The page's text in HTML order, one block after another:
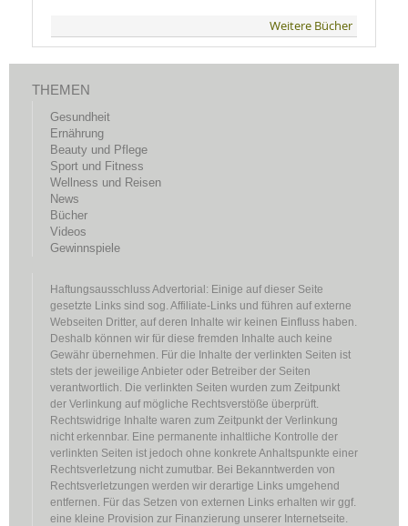
Weitere Bücher
THEMEN
Gesundheit
Ernährung
Beauty und Pflege
Sport und Fitness
Wellness und Reisen
News
Bücher
Videos
Gewinnspiele
Haftungsausschluss Advertorial: Einige auf dieser Seite
gesetzte Links sind sog. Affiliate-Links und führen auf externe
Webseiten Dritter, auf deren Inhalte wir keinen Einfluss haben.
Deshalb können wir für diese fremden Inhalte auch keine
Gewähr übernehmen. Für die Inhalte der verlinkten Seiten ist
stets der jeweilige Anbieter oder Betreiber der Seiten
verantwortlich. Die verlinkten Seiten wurden zum Zeitpunkt
der Verlinkung auf mögliche Rechtsverstöße überprüft.
Rechtswidrige Inhalte waren zum Zeitpunkt der Verlinkung
nicht erkennbar. Eine permanente inhaltliche Kontrolle der
verlinkten Seiten ist jedoch ohne konkrete Anhaltspunkte einer
Rechtsverletzung nicht zumutbar. Bei Bekanntwerden von
Rechtsverletzungen werden wir derartige Links umgehend
entfernen. Für das Setzen von externen Links erhalten wir ggf.
eine kleine Provision zur Finanzierung unserer Internetseite.